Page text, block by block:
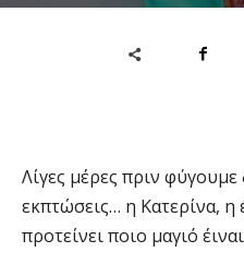
Λίγες μέρες πριν φύγουμε
εκπτώσεις… η Κατερίνα,
προτείνει ποιο μαγιό